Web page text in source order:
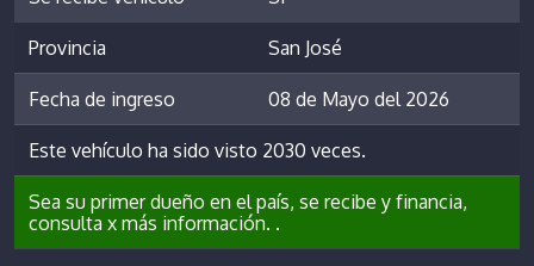
Provincia San José
Fecha de ingreso 08 de Mayo del 2026
Este vehículo ha sido visto 2030 veces.
Sea su primer dueño en el país, se recibe y financia,
consulta x más información. .